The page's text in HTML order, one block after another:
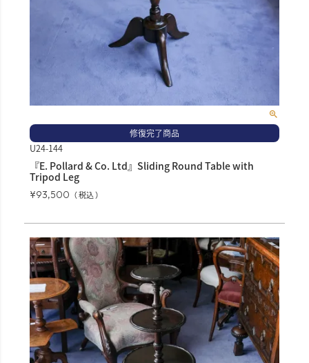
修復完了商品
U24-144
『E. Pollard & Co. Ltd』Sliding Round Table with
Tripod Leg
¥93,500 税込